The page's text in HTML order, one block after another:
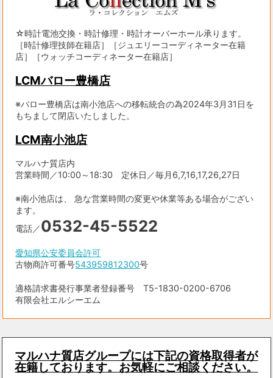
☆時計電池交換・時計修理・時計オーバーホール承ります。
［時計修理技師在籍店］［ジュエリーコーディネーター在籍
店］［ウォッチコーディネーター在籍店］
LCMバロー豊橋店
※バロー豊橋店は南小池店への移転統合の為2024年3月31日を
もちまして閉店いたしました。
LCM南小池店
マルハナ質店内
営業時間／10:00～18:30 定休日／毎月6,7,16,17,26,27日
※南小池店は、 急な営業時間の変更や休業等ある場合がござい
ます。
電話／0532-45-5522
愛知県公安委員会許可
古物商許可番号543959812300号
適格請求書発行事業者登録番号 T5-1830-0200-6706
有限会社エルシーエム
マルハナ質店グループには下記の資格取得者が
在籍しております。お気軽にご相談ください。